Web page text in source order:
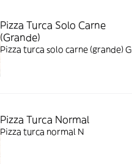
Pizza Turca Solo Carne
(Grande)
Pizza turca solo carne (grande) G
Pizza Turca Normal
Pizza turca normal N